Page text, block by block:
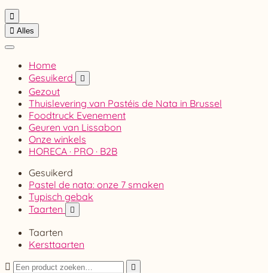

 Alles
Home
Gesuikerd

Gezout
Thuislevering van Pastéis de Nata in Brussel
Foodtruck Evenement
Geuren van Lissabon
Onze winkels
HORECA · PRO · B2B
Gesuikerd
Pastel de nata: onze 7 smaken
Typisch gebak
Taarten

Taarten
Kersttaarten

